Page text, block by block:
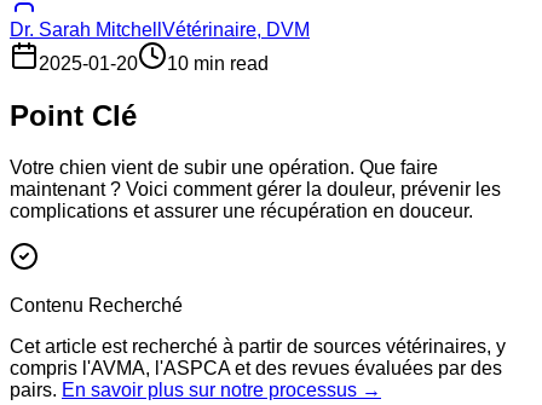
Dr. Sarah Mitchell Vétérinaire, DVM
2025-01-20
10 min read
Point Clé
Votre chien vient de subir une opération. Que faire
maintenant ? Voici comment gérer la douleur, prévenir les
complications et assurer une récupération en douceur.
Contenu Recherché
Cet article est recherché à partir de sources vétérinaires, y
compris l'AVMA, l'ASPCA et des revues évaluées par des
pairs. En savoir plus sur notre processus →